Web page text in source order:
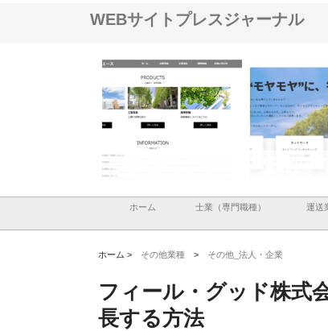
WEBサイトプレスジャーナル
イトが提供する充実した情報内
株式会社ＣＳＡ
ホーム 士業（専門職種） 運送
ホーム > その他業種 > その他_法人・企業
フィール・グッド株式
長する方法